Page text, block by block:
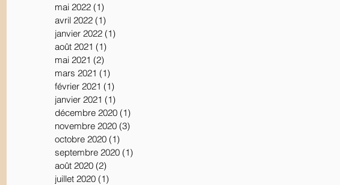
mai 2022 (1)
avril 2022 (1)
janvier 2022 (1)
août 2021 (1)
mai 2021 (2)
mars 2021 (1)
février 2021 (1)
janvier 2021 (1)
décembre 2020 (1)
novembre 2020 (3)
octobre 2020 (1)
septembre 2020 (1)
août 2020 (2)
juillet 2020 (1)